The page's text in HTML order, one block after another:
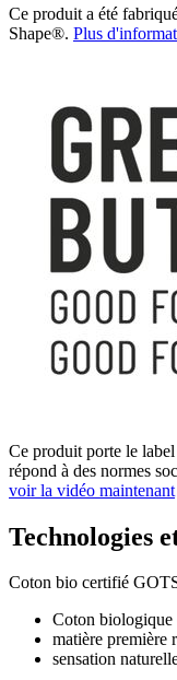
Ce produit a été
Shape®. Plus
Ce produit porte le
répond à des normes
voir la vidéo maintenant
Technologies
Coton bio certifié
Coton
matière première
sensation